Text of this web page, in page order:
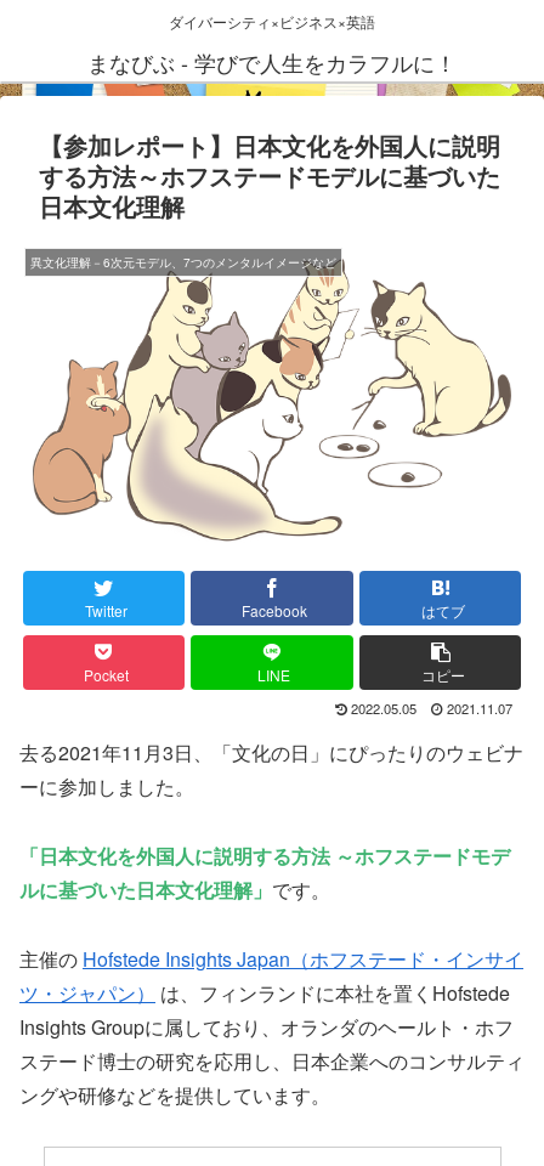
ダイバーシティ×ビジネス×英語
まなびぶ - 学びで人生をカラフルに！
【参加レポート】日本文化を外国人に説明
する方法～ホフステードモデルに基づいた
日本文化理解
異文化理解－6次元モデル、7つのメンタルイメージなど
Twitter Facebook はてブ
Pocket LINE コピー
2022.05.05 2021.11.07
去る2021年11月3日、「文化の日」にぴったりのウェビナ
ーに参加しました。
「日本文化を外国人に説明する方法 ～ホフステードモデ
ルに基づいた日本文化理解」 です。
主催の Hofstede Insights Japan（ホフステード・インサイ
ツ・ジャパン）
は、フィンランドに本社を置くHofstede
Insights Groupに属しており、オランダのヘールト・ホフ
ステード博士の研究を応用し、日本企業へのコンサルティ
ングや研修などを提供しています。